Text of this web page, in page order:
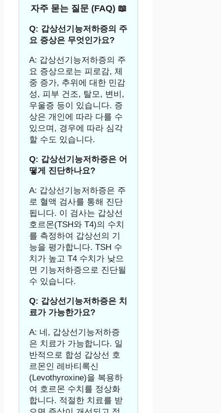
자주 묻는 질문 (FAQ) 📖
Q: 갑상선기능저하증의 주
요 증상은 무엇인가요?
A: 갑상선기능저하증의 주
요 증상으로는 피로감, 체
중 증가, 추위에 대한 민감
성, 피부 건조, 탈모, 변비,
우울증 등이 있습니다. 증
상은 개인에 따라 다를 수
있으며, 경우에 따라 심각
할 수도 있습니다.
Q: 갑상선기능저하증은 어
떻게 진단하나요?
A: 갑상선기능저하증은 주
로 혈액 검사를 통해 진단
됩니다. 이 검사는 갑상선
호르몬(TSH와 T4)의 수치
를 측정하여 갑상선의 기
능을 평가합니다. TSH 수
치가 높고 T4 수치가 낮으
면 기능저하증으로 진단될
수 있습니다.
Q: 갑상선기능저하증은 치
료가 가능한가요?
A: 네, 갑상선기능저하증
은 치료가 가능합니다. 일
반적으로 합성 갑상선 호
르몬인 레바티록신
(Levothyroxine)을 복용하
여 호르몬 수치를 정상화
합니다. 적절한 치료를 받